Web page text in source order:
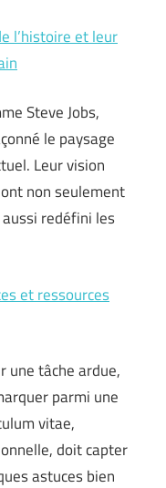
l’histoire et leur
Steve Jobs,
le paysage
Leur vision
non seulement
redéfini les
et ressources
une tâche ardue,
parmi une
vitae,
doit capter
astuces bien